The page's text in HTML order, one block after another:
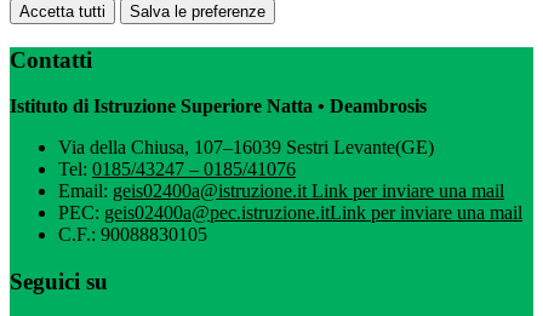
Accetta tutti Salva le preferenze
Contatti
Istituto di Istruzione Superiore Natta • Deambrosis
Via della Chiusa, 107–16039 Sestri Levante(GE)
Tel: 0185/43247 – 0185/41076
Email: geis02400a@istruzione.itLink per inviare una mail
PEC: geis02400a@pec.istruzione.itLink per inviare una mail
C.F.: 90088830105
Seguici su